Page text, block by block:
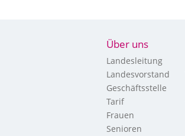
Über uns
Landesleitung
Landesvorstand
Geschäftsstelle
Tarif
Frauen
Senioren